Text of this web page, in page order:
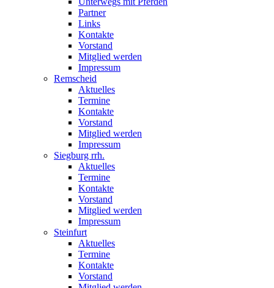
Partner
Links
Kontakte
Vorstand
Mitglied werden
Impressum
Remscheid
Aktuelles
Termine
Kontakte
Vorstand
Mitglied werden
Impressum
Siegburg rrh.
Aktuelles
Termine
Kontakte
Vorstand
Mitglied werden
Impressum
Steinfurt
Aktuelles
Termine
Kontakte
Vorstand